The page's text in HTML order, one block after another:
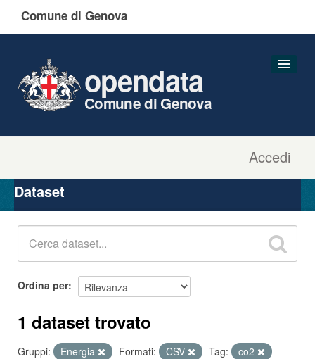
Comune di Genova
Accedi
opendata
Comune di Genova
Organizzazioni
Gruppi
Dataset
Ordina per
1 dataset trovato
Gruppi: Energia Formati: CSV Tag:
co2